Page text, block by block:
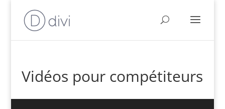
Vidéos pour compétiteurs